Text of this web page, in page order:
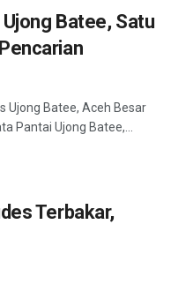
Batee, Satu
Ujong Batee, Aceh Besar
Pantai Ujong Batee,...
Terbakar,